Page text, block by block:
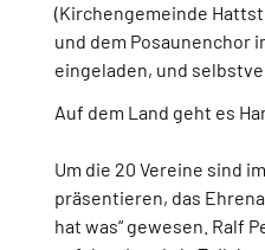
(Kirchengemeinde
und dem Posaunenchor
eingeladen, und
Auf dem Land geht es
Um die 20 Vereine sind
präsentieren, das
hat was“ gewesen. Ralf